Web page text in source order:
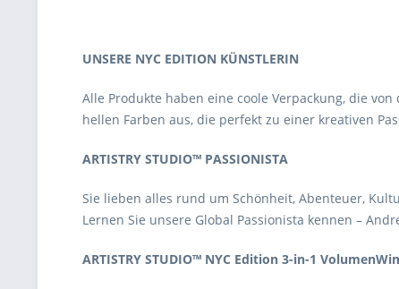
UNSERE NYC EDITION KÜNSTLERIN
Alle Produkte haben eine coole Verpackung, die
hellen Farben aus, die perfekt zu einer kreativen
ARTISTRY STUDIO™ PASSIONISTA
Sie lieben alles rund um Schönheit, Abenteuer,
Lernen Sie unsere Global Passionista kennen –
ARTISTRY STUDIO™ NYC Edition 3-in-1